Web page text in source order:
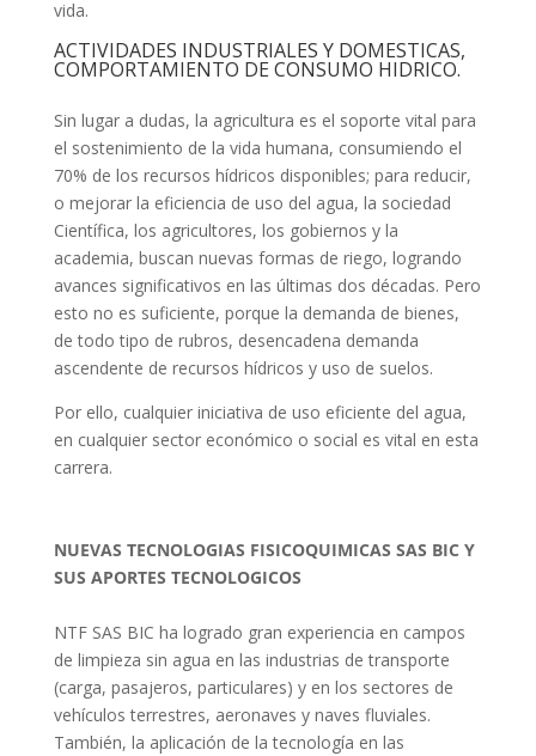
vida.
ACTIVIDADES INDUSTRIALES Y DOMESTICAS,
COMPORTAMIENTO DE CONSUMO HIDRICO.
Sin lugar a dudas, la agricultura es el soporte vital para
el sostenimiento de la vida humana, consumiendo el
70% de los recursos hídricos disponibles; para reducir,
o mejorar la eficiencia de uso del agua, la sociedad
Científica, los agricultores, los gobiernos y la
academia, buscan nuevas formas de riego, logrando
avances significativos en las últimas dos décadas. Pero
esto no es suficiente, porque la demanda de bienes,
de todo tipo de rubros, desencadena demanda
ascendente de recursos hídricos y uso de suelos.
Por ello, cualquier iniciativa de uso eficiente del agua,
en cualquier sector económico o social es vital en esta
carrera.
NUEVAS TECNOLOGIAS FISICOQUIMICAS SAS BIC Y
SUS APORTES TECNOLOGICOS
NTF SAS BIC ha logrado gran experiencia en campos
de limpieza sin agua en las industrias de transporte
(carga, pasajeros, particulares) y en los sectores de
vehículos terrestres, aeronaves y naves fluviales.
También, la aplicación de la tecnología en las